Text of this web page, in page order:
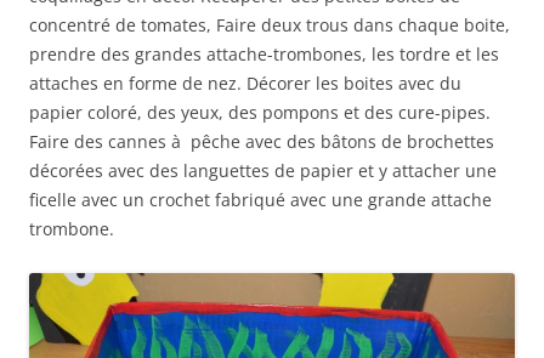
concentré de tomates, Faire deux trous dans chaque boite,
prendre des grandes attache-trombones, les tordre et les
attaches en forme de nez. Décorer les boites avec du
papier coloré, des yeux, des pompons et des cure-pipes.
Faire des cannes à pêche avec des bâtons de brochettes
décorées avec des languettes de papier et y attacher une
ficelle avec un crochet fabriqué avec une grande attache
trombone.